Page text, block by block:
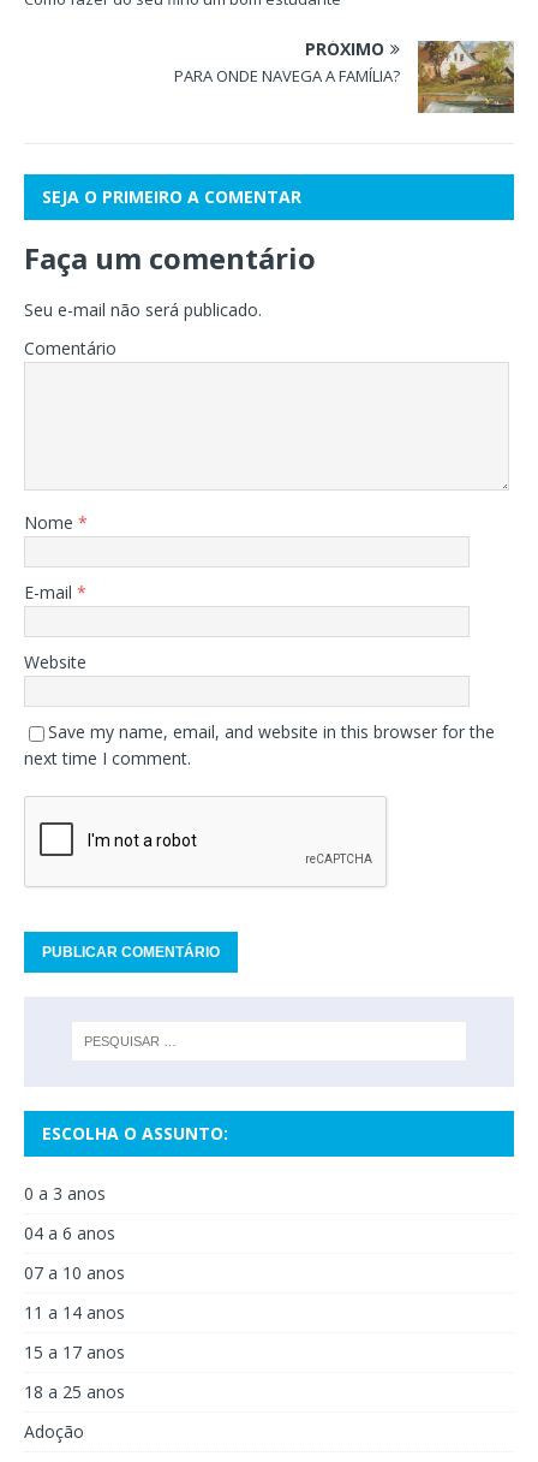
PRÓXIMO
PARA ONDE NAVEGA A FAMÍLIA?
SEJA O PRIMEIRO A COMENTAR
Faça um comentário
Seu e-mail não será publicado.
Comentário
Nome *
E-mail *
Website
Save my name, email, and website in this browser for the
next time I comment.
ESCOLHA O ASSUNTO:
0 a 3 anos
04 a 6 anos
07 a 10 anos
11 a 14 anos
15 a 17 anos
18 a 25 anos
Adoção